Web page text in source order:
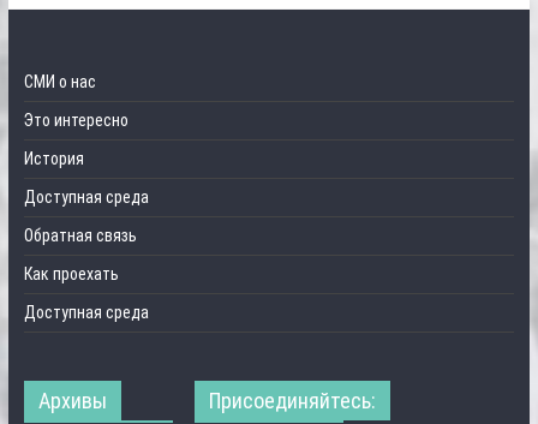
СМИ о нас
Это интересно
История
Доступная среда
Обратная связь
Как проехать
Доступная среда
Архивы Присоединяйтесь: